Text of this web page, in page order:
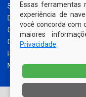
Sistema Eletrônico – e-
Diário Oficial
Quadro de Avisos
Contracheque Online
Portal do Contribuinte
Nota Fiscal Eletrônica
Essas ferramentas
experiência de
você concorda com
maiores
Privacidade